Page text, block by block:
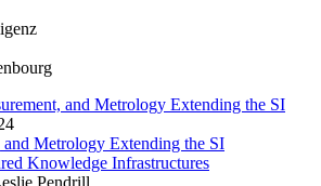
and Metrology Extending the SI
Knowledge Infrastructures
Pendrill